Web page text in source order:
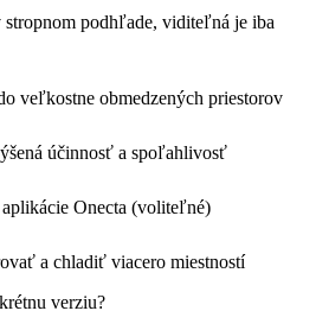
stropnom podhľade, viditeľná je iba
veľkostne obmedzených priestorov
účinnosť a spoľahlivosť
Onecta (voliteľné)
a chladiť viacero miestností
verziu?